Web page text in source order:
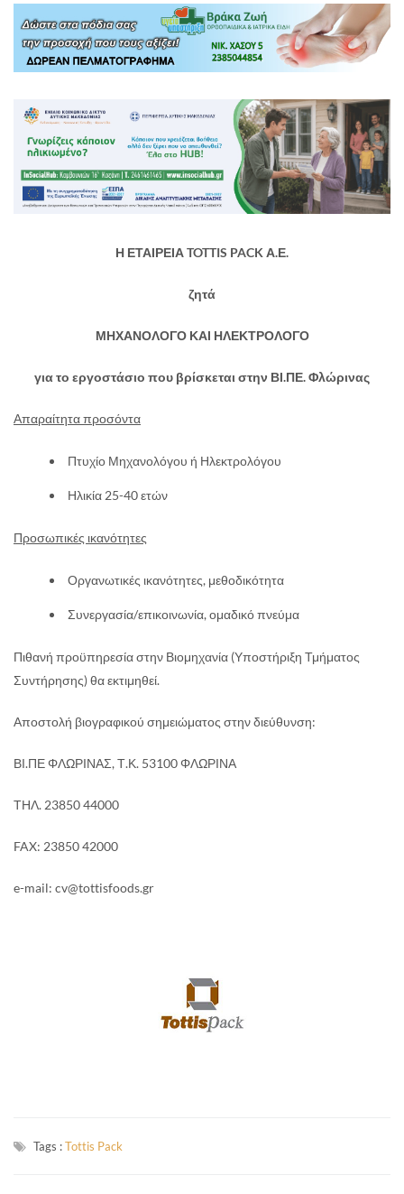
Η ΕΤΑΙΡΕΙΑ TOTTIS PACK Α.Ε.
ζητά
ΜΗΧΑΝΟΛΟΓΟ ΚΑΙ ΗΛΕΚΤΡΟΛΟΓΟ
για το εργοστάσιο που βρίσκεται στην ΒΙ.ΠΕ. Φλώρινας
Απαραίτητα προσόντα
Πτυχίο Μηχανολόγου ή Ηλεκτρολόγου
Ηλικία 25-40 ετών
Προσωπικές ικανότητες
Οργανωτικές ικανότητες, μεθοδικότητα
Συνεργασία/επικοινωνία, ομαδικό πνεύμα
Πιθανή προϋπηρεσία στην Βιομηχανία (Υποστήριξη Τμήματος
Συντήρησης) θα εκτιμηθεί.
Αποστολή βιογραφικού σημειώματος στην διεύθυνση:
ΒΙ.ΠΕ ΦΛΩΡΙΝΑΣ, Τ.Κ. 53100 ΦΛΩΡΙΝΑ
ΤΗΛ. 23850 44000
FAX: 23850 42000
e-mail: cv@tottisfoods.gr
Tags :Tottis Pack